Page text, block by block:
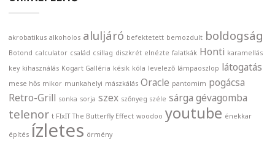
akrobatikus alkoholos aluljáró befektetett bemozdult boldogság
Botond calculator család csillag diszkrét elnézte falatkák Honti karamellás
key kihasználás Kogart Galléria késik kóla levelező lámpaoszlop látogatás
mese hős mikor munkahelyi mászkálás Oracle pantomim pogácsa
Retro-Grill sonka sorja szex szőnyeg széle sárga gévagomba
telenor t FIxIT The Butterfly Effect woodoo youtube énekkar
építés ízletes örmény